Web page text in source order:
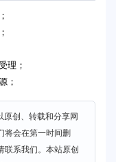
理；
；
原创、转载和分享网
将会在第一时间删
联系我们。本站原创